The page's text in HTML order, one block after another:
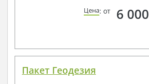
Цена: от 6 000
Пакет Геодезия